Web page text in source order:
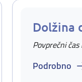
Dolžina
Povprečni
Podrobno